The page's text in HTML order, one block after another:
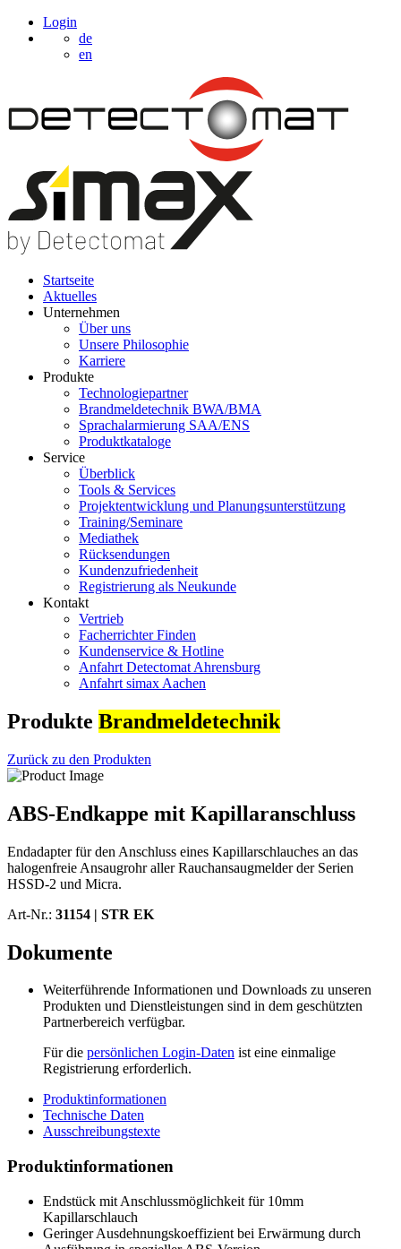
Login
de
en
Startseite
Aktuelles
Unternehmen
Über uns
Unsere Philosophie
Karriere
Produkte
Technologiepartner
Brandmeldetechnik BWA/BMA
Sprachalarmierung SAA/ENS
Produktkataloge
Service
Überblick
Tools & Services
Projektentwicklung und Planungsunterstützung
Training/Seminare
Mediathek
Rücksendungen
Kundenzufriedenheit
Registrierung als Neukunde
Kontakt
Vertrieb
Facherrichter Finden
Kundenservice & Hotline
Anfahrt Detectomat Ahrensburg
Anfahrt simax Aachen
Produkte Brandmeldetechnik
Zurück zu den Produkten
ABS-Endkappe mit Kapillaranschluss
Endadapter für den Anschluss eines Kapillarschlauches an das
halogenfreie Ansaugrohr aller Rauchansaugmelder der Serien
HSSD-2 und Micra.
Art-Nr.: 31154 | STR EK
Dokumente
Weiterführende Informationen und Downloads zu unseren
Produkten und Dienstleistungen sind in dem geschützten
Partnerbereich verfügbar.
Für die persönlichen Login-Daten ist eine einmalige
Registrierung erforderlich.
Produktinformationen
Technische Daten
Ausschreibungstexte
Produktinformationen
Endstück mit Anschlussmöglichkeit für 10mm
Kapillarschlauch
Geringer Ausdehnungskoeffizient bei Erwärmung durch